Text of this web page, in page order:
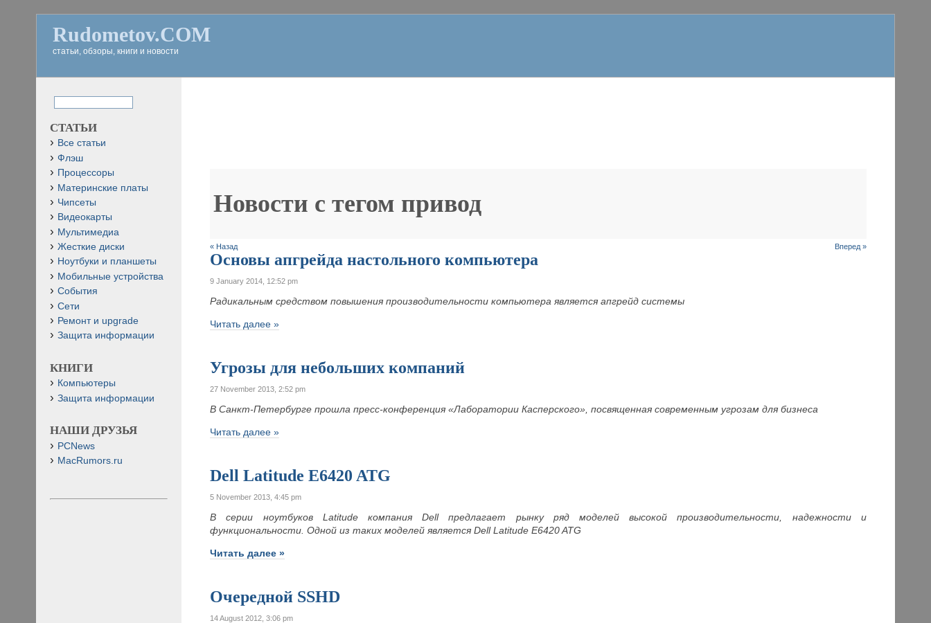
Rudometov.COM
статьи, обзоры, книги и новости
Новости с тегом привод
« Назад Вперед »
Основы апгрейда настольного компьютера
9 January 2014, 12:52 pm
Радикальным средством повышения производительности компьютера является апгрейд системы
Читать далее »
Угрозы для небольших компаний
27 November 2013, 2:52 pm
В Санкт-Петербурге прошла пресс-конференция «Лаборатории Касперского», посвященная современным угрозам для бизнеса
Читать далее »
Dell Latitude E6420 ATG
5 November 2013, 4:45 pm
В серии ноутбуков Latitude компания Dell предлагает рынку ряд моделей высокой производительности, надежности и
функциональности. Одной из таких моделей является Dell Latitude E6420 ATG
Читать далее »
Очередной SSHD
14 August 2012, 3:06 pm
СТАТЬИ
Все статьи
Флэш
Процессоры
Материнские платы
Чипсеты
Видеокарты
Мультимедиа
Жесткие диски
Ноутбуки и планшеты
Мобильные устройства
События
Сети
Ремонт и upgrade
Защита информации
КНИГИ
Компьютеры
Защита информации
НАШИ ДРУЗЬЯ
PCNews
MacRumors.ru